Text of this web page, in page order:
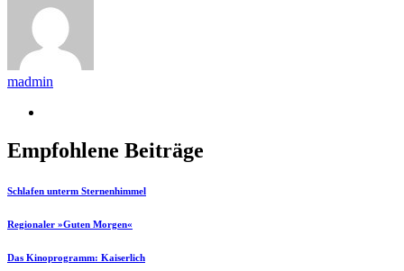
madmin
Empfohlene Beiträge
Schlafen unterm Sternenhimmel
Regionaler »Guten Morgen«
Das Kinoprogramm: Kaiserlich